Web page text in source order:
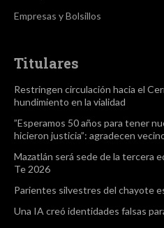
Empresas y Bolsillos
Titulares
Restringen circulación hacia el
hundimiento en la vialidad
”Esperamos 50 años para tener
hicieron justicia”: agradecen
Mazatlán será sede de la tercera
Te 2026
Parientes silvestres del chayote
Una IA creó identidades falsas